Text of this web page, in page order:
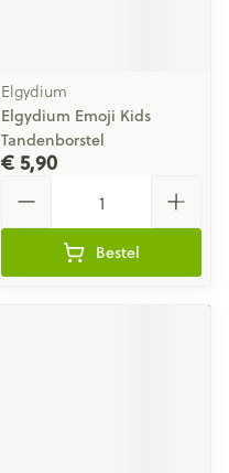
Elgydium
Elgydium Emoji Kids
Tandenborstel
€ 5,90
Bestel